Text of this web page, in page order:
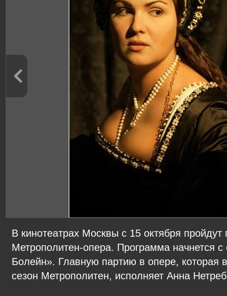
В кинотеатрах Москвы с 15 октября
Метрополитен-опера. Программа начнется
Болейн». Главную партию в опере, которая
сезон Метрополитен, исполняет Анна